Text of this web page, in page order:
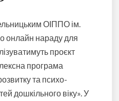
ОІППО ім.
онлайн нараду для
проєкт
програма
та психо-
дошкільного віку». У